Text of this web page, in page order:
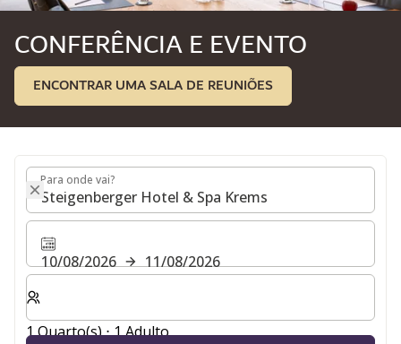
CONFERÊNCIA E EVENTO
ENCONTRAR UMA SALA DE REUNIÕES
Para onde vai?
Para onde vai?
10/08/2026
11/08/2026
Selecionar o número de quartos e de hóspedes para a
1 Quarto(s) ⋅ 1 Adulto